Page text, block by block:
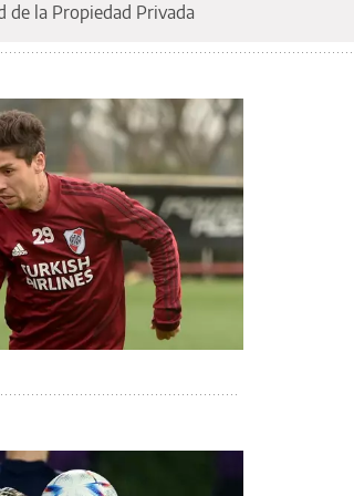
de la Propiedad Privada